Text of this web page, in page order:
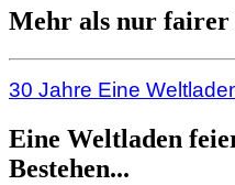
Mehr als nur fairer
30 Jahre Eine
Eine Weltladen
Bestehen...